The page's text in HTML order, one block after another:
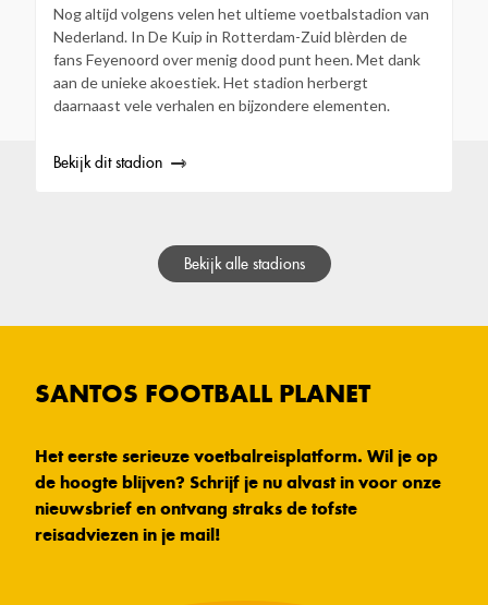
Nog altijd volgens velen het ultieme voetbalstadion van
Nederland. In De Kuip in Rotterdam-Zuid blèrden de
fans Feyenoord over menig dood punt heen. Met dank
aan de unieke akoestiek. Het stadion herbergt
daarnaast vele verhalen en bijzondere elementen.
Bekijk dit stadion
Bekijk alle stadions
SANTOS FOOTBALL PLANET
Het eerste serieuze voetbalreisplatform. Wil je op
de hoogte blijven? Schrijf je nu alvast in voor onze
nieuwsbrief en ontvang straks de tofste
reisadviezen in je mail!